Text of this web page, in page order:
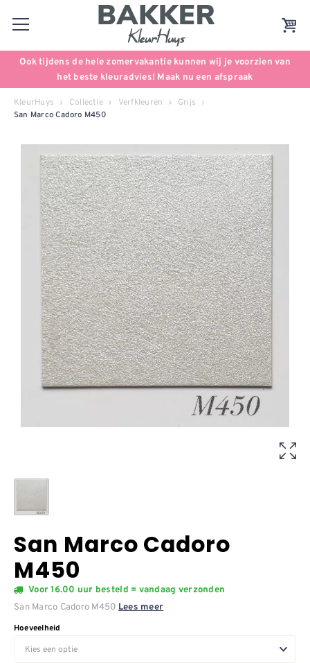
Ook tijdens de hele zomervakantie kunnen wij je voorzien van
het beste kleuradvies! Maak nu een afspraak
KleurHuys Collectie Verfkleuren Grijs
San Marco Cadoro M450
San Marco Cadoro
M450
Voor 16.00 uur besteld = vandaag verzonden
San Marco Cadoro M450 Lees meer
Hoeveelheid